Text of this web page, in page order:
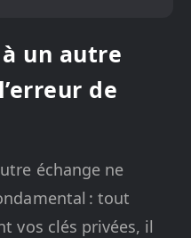
un autre
de
échange ne
: tout
vos clés privées, il